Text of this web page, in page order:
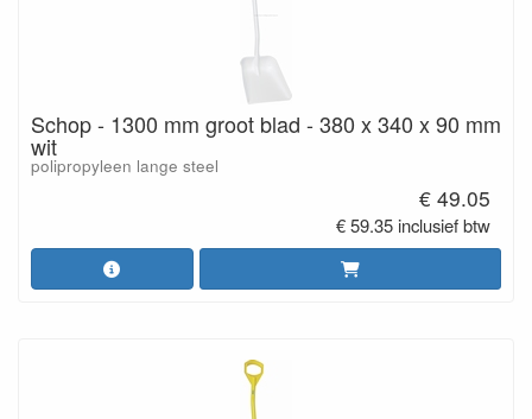
Schop - 1300 mm groot blad - 380 x 340 x 90 mm
wit
polipropyleen lange steel
€ 49.05
€ 59.35 inclusief btw